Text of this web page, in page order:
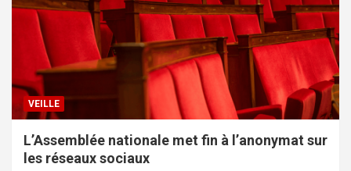
VEILLE
L’Assemblée nationale met fin à l’anonymat sur
les réseaux sociaux